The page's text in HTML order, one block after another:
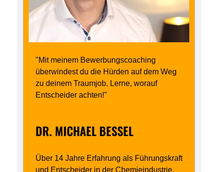
"Mit meinem Bewerbungscoaching
überwindest du die Hürden auf dem Weg
zu deinem Traumjob. Lerne, worauf
Entscheider achten!"
DR. MICHAEL BESSEL
Über 14 Jahre Erfahrung als Führungskraft
und Entscheider in der Chemieindustrie.